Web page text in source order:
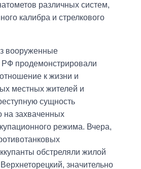
различных систем,
калибра и стрелкового
вооруженные
продемонстрировали
к жизни и
местных жителей и
сущность
на захваченных
режима. Вчера,
обстреляли жилой
значительно